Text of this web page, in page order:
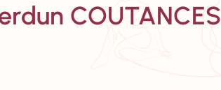
COUTANCES